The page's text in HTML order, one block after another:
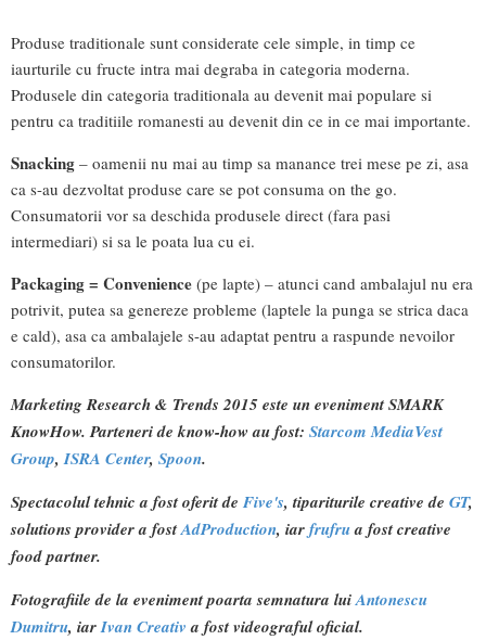
Produse traditionale sunt considerate cele simple, in timp ce
iaurturile cu fructe intra mai degraba in categoria moderna.
Produsele din categoria traditionala au devenit mai populare si
pentru ca traditiile romanesti au devenit din ce in ce mai importante.
Snacking – oamenii nu mai au timp sa manance trei mese pe zi, asa
ca s-au dezvoltat produse care se pot consuma on the go.
Consumatorii vor sa deschida produsele direct (fara pasi
intermediari) si sa le poata lua cu ei.
Packaging = Convenience (pe lapte) – atunci cand ambalajul nu era
potrivit, putea sa genereze probleme (laptele la punga se strica daca
e cald), asa ca ambalajele s-au adaptat pentru a raspunde nevoilor
consumatorilor.
Marketing Research & Trends 2015 este un eveniment SMARK
KnowHow. Parteneri de know-how au fost: Starcom MediaVest
Group,ISRA Center, Spoon.
Spectacolul tehnic a fost oferit de Five's, tipariturile creative de GT,
solutions provider a fostAdProduction, iarfrufrua fost creative
food partner.
Fotografiile de la eveniment poarta semnatura luiAntonescu
Dumitru, iarIvan Creativa fost videograful oficial.